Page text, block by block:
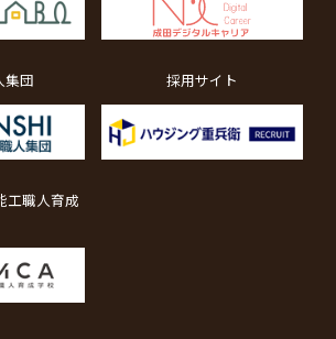
集団 採用サイト
工職人育成